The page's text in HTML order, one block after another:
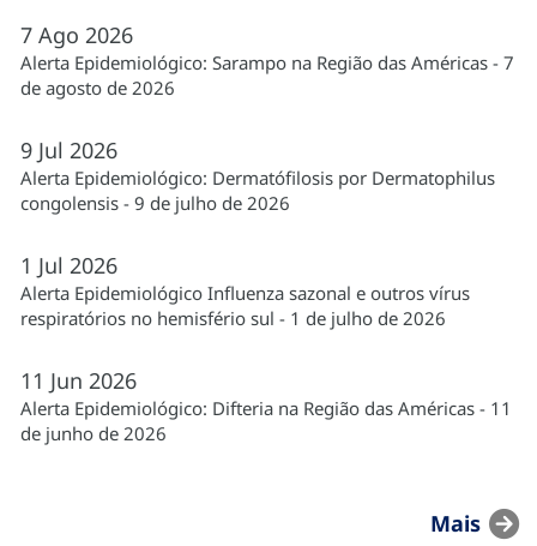
7 Ago 2026
Alerta Epidemiológico: Sarampo na Região das Américas - 7
de agosto de 2026
9 Jul 2026
Alerta Epidemiológico: Dermatófilosis por Dermatophilus
congolensis - 9 de julho de 2026
1 Jul 2026
Alerta Epidemiológico Influenza sazonal e outros vírus
respiratórios no hemisfério sul - 1 de julho de 2026
11 Jun 2026
Alerta Epidemiológico: Difteria na Região das Américas - 11
de junho de 2026
Mais